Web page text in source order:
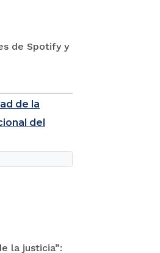
de Spotify y
de la
del
la justicia”: